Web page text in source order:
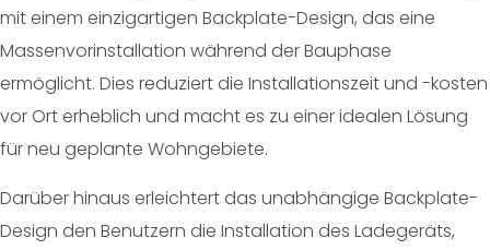
mit einem einzigartigen Backplate-Design, das eine
Massenvorinstallation während der Bauphase
ermöglicht. Dies reduziert die Installationszeit und -kosten
vor Ort erheblich und macht es zu einer idealen Lösung
für neu geplante Wohngebiete.
Darüber hinaus erleichtert das unabhängige Backplate-
Design den Benutzern die Installation des Ladegeräts,